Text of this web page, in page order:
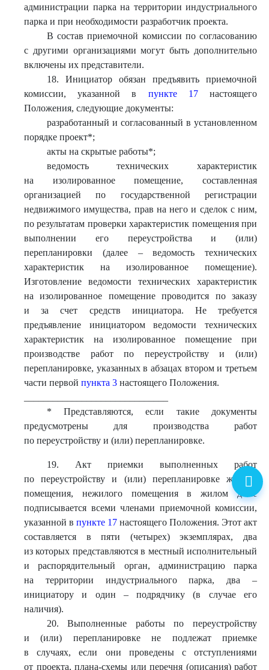
администрации парка на территории индустриального
парка и при необходимости разработчик проекта.
В состав приемочной комиссии по согласованию
с другими организациями могут быть дополнительно
включены их представители.
18. Инициатор обязан предъявить приемочной
комиссии, указанной в пункте 17настоящего
Положения, следующие документы:
разработанный и согласованный в установленном
порядке проект*;
акты на скрытые работы*;
ведомость технических характеристик
на изолированное помещение, составленная
организацией по государственной регистрации
недвижимого имущества, прав на него и сделок с ним,
по результатам проверки характеристик помещения при
выполнении его переустройства и (или)
перепланировки (далее – ведомость технических
характеристик на изолированное помещение).
Изготовление ведомости технических характеристик
на изолированное помещение проводится по заказу
и за счет средств инициатора. Не требуется
предъявление инициатором ведомости технических
характеристик на изолированное помещение при
производстве работ по переустройству и (или)
перепланировке, указанных в абзацах втором и третьем
части первой пункта 3 настоящего Положения.
* Представляются, если такие документы
предусмотрены для производства работ
по переустройству и (или) перепланировке.
19. Акт приемки выполненных работ
по переустройству и (или) перепланировке жилого
помещения, нежилого помещения в жилом доме
подписывается всеми членами приемочной комиссии,
указанной в пункте 17 настоящего Положения. Этот акт
составляется в пяти (четырех) экземплярах, два
из которых представляются в местный исполнительный
и распорядительный орган, администрацию парка
на территории индустриального парка, два –
инициатору и один – подрядчику (в случае его
наличия).
20. Выполненные работы по переустройству
и (или) перепланировке не подлежат приемке
в случаях, если они проведены с отступлениями
от проекта, плана-схемы или перечня (описания) работ